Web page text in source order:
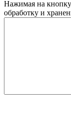
Нажимая на
обработку и